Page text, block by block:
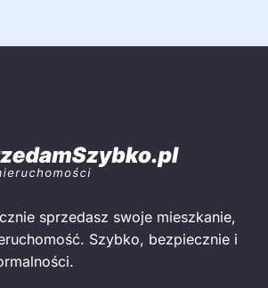
sprzedasz swoje mieszkanie,
Szybko, bezpiecznie i